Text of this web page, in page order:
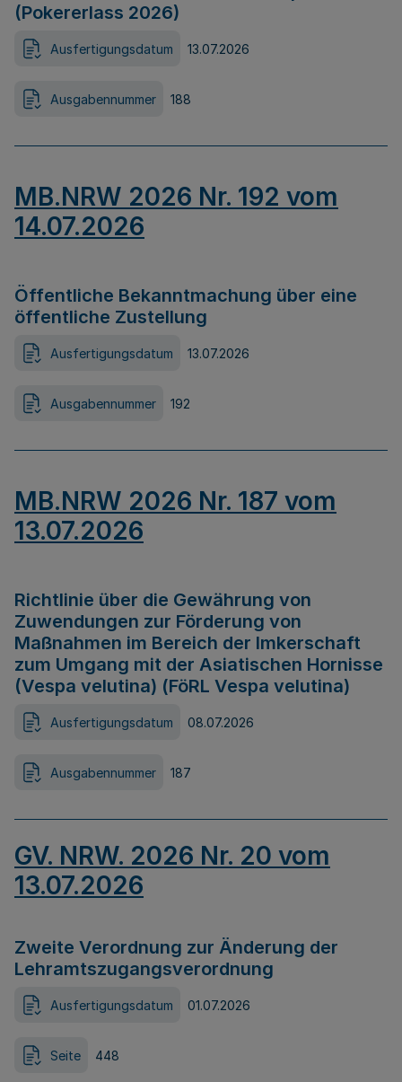
(Pokererlass 2026)
Ausfertigungsdatum 13.07.2026
Ausgabennummer 188
MB.NRW 2026 Nr. 192 vom
14.07.2026
Öffentliche Bekanntmachung über eine
öffentliche Zustellung
Ausfertigungsdatum 13.07.2026
Ausgabennummer 192
MB.NRW 2026 Nr. 187 vom
13.07.2026
Richtlinie über die Gewährung von
Zuwendungen zur Förderung von
Maßnahmen im Bereich der Imkerschaft
zum Umgang mit der Asiatischen Hornisse
(Vespa velutina) (FöRL Vespa velutina)
Ausfertigungsdatum 08.07.2026
Ausgabennummer 187
GV. NRW. 2026 Nr. 20 vom
13.07.2026
Zweite Verordnung zur Änderung der
Lehramtszugangsverordnung
Ausfertigungsdatum 01.07.2026
Seite 448